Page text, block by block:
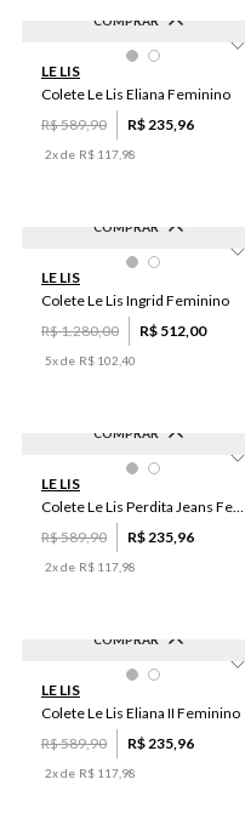
COMPRAR
M
LE LIS
Colete Le Lis Eliana Feminino
R$589,90 R$235,96
2x de R$ 117 98
COMPRAR
48
42
34 44 38
LE LIS
Colete Le Lis Ingrid Feminino
R$1.280,00 R$ 512,00
5x de R$ 102 40
COMPRAR
38
36
50 46 44
LE LIS
Colete Le Lis Perdita Jeans Feminino
R$589,90 R$235,96
2x de R$ 117 98
COMPRAR
M
LE LIS
Colete Le Lis Eliana II Feminino
R$589,90 R$235,96
2x de R$ 117 98